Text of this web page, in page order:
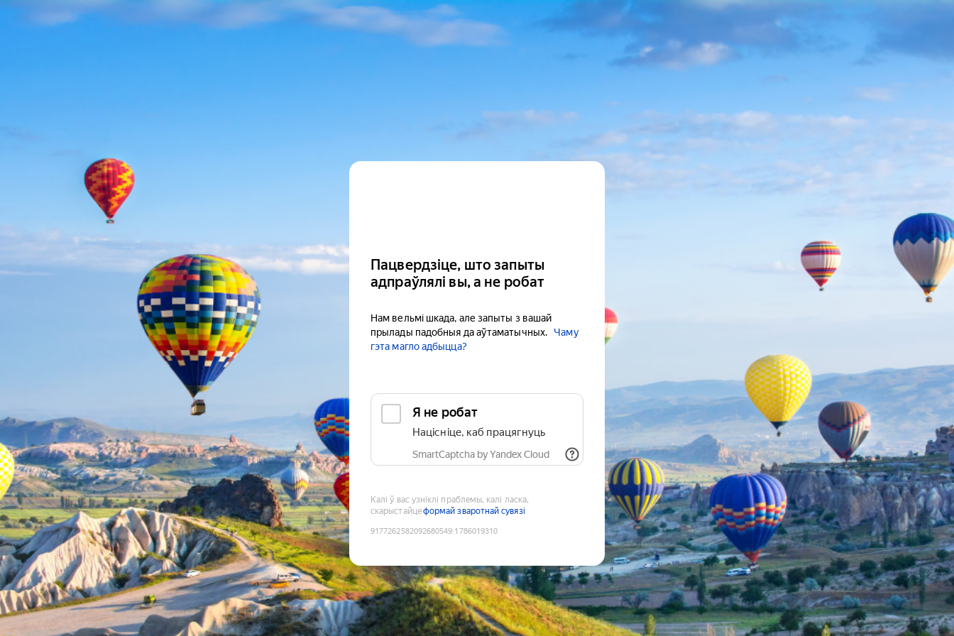
Пацвердзіце, што запыты
адпраўлялі вы, а не робат
Нам вельмі шкада, але запыты з вашай
прылады падобныя да аўтаматычных.
Чаму
гэта магло адбыцца?
Я не робат
Націсніце, каб працягнуць
SmartCaptcha by Yandex Cloud
Калі ў вас узніклі праблемы, калі ласка,
скарыстайцеформай зваротнай сувязі
9177262582092680549:1786019310